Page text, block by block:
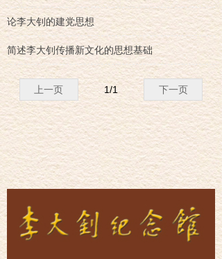
论李大钊的建党思想
简述李大钊传播新文化的思想基础
上一页 下一页
1/1